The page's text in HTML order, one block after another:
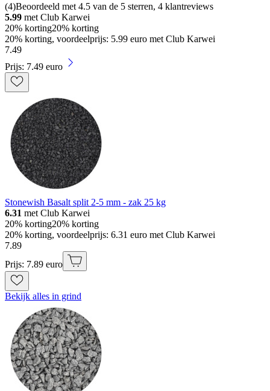
(4)Beoordeeld met 4.5 van de 5 sterren, 4 klantreviews
5.99 met Club Karwei
20% korting20% korting
20% korting, voordeelprijs: 5.99 euro met Club Karwei
7.49
Prijs: 7.49 euro
Stonewish Basalt split 2-5 mm - zak 25 kg
6.31 met Club Karwei
20% korting20% korting
20% korting, voordeelprijs: 6.31 euro met Club Karwei
7.89
Prijs: 7.89 euro
Bekijk alles in grind